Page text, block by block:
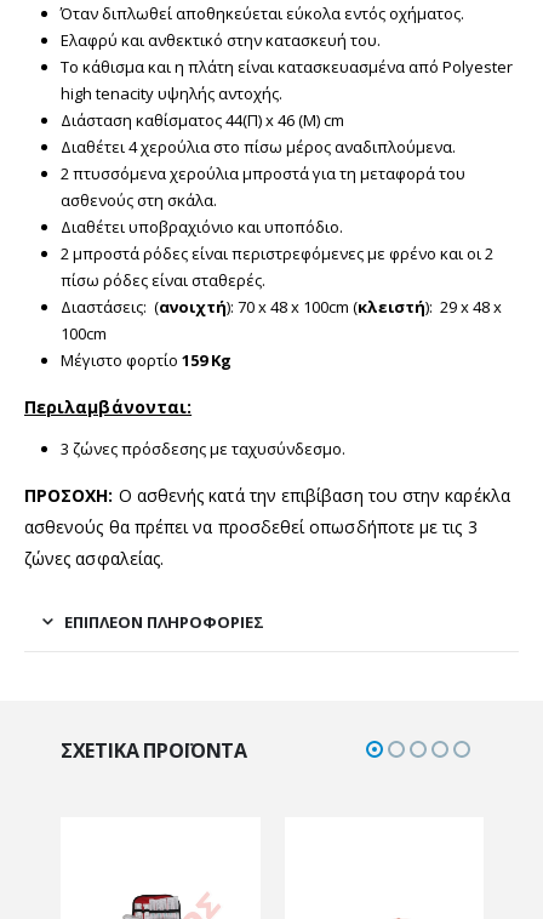
Όταν διπλωθεί αποθηκεύεται εύκολα εντός οχήματος.
Ελαφρύ και ανθεκτικό στην κατασκευή του.
Το κάθισμα και η πλάτη είναι κατασκευασμένα από Polyester
high tenacity υψηλής αντοχής.
Διάσταση καθίσματος 44(Π) x 46 (Μ) cm
Διαθέτει 4 χερούλια στο πίσω μέρος αναδιπλούμενα.
2 πτυσσόμενα χερούλια μπροστά για τη μεταφορά του
ασθενούς στη σκάλα.
Διαθέτει υποβραχιόνιο και υποπόδιο.
2 μπροστά ρόδες είναι περιστρεφόμενες με φρένο και οι 2
πίσω ρόδες είναι σταθερές.
Διαστάσεις: (ανοιχτή): 70 x 48 x 100cm (κλειστή): 29 x 48 x
100cm
Μέγιστο φορτίο 159 Kg
Περιλαμβάνονται:
3 ζώνες πρόσδεσης με ταχυσύνδεσμο.
ΠΡΟΣΟΧΗ: O ασθενής κατά την επιβίβαση του στην καρέκλα
ασθενούς θα πρέπει να προσδεθεί οπωσδήποτε με τις 3
ζώνες ασφαλείας.
ΕΠΙΠΛΈΟΝ ΠΛΗΡΟΦΟΡΊΕΣ
ΣΧΕΤΙΚΆ ΠΡΟΪΌΝΤΑ